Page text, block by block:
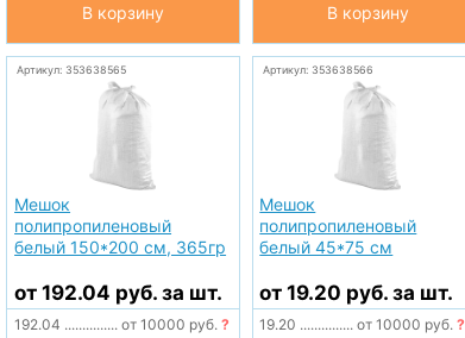
В корзину В корзину
Артикул: 353638565
Мешок
полипропиленовый
белый 150*200 см, 365гр
от 192.04 руб. за шт.
192.04 ............... от 10000 руб.?
Артикул: 353638566
Мешок
полипропиленовый
белый 45*75 см
от 19.20 руб. за шт.
19.20 ............... от 10000 руб.?